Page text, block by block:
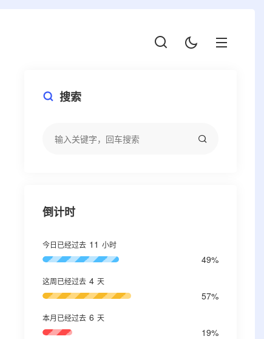
搜索
倒计时
今日已经过去 11 小时
49%
这周已经过去 4 天
57%
本月已经过去 6 天
19%